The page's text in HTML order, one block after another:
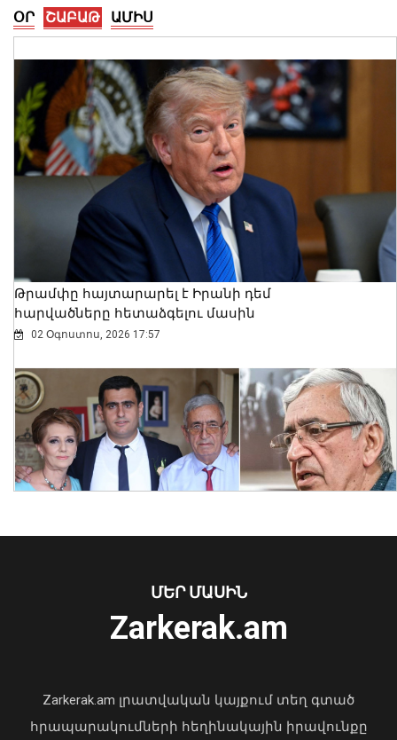
Ես չեմ մոռանում ՀԴՄ կտրոնի մասին.
վարչապետ
08 Օգոստոս, 2026 13:10
Քրեական ոստիկանները 318 գրամ
մեթամֆետամին են առգրավվել․
ՕՐ ՇԱԲԱԹ ԱՄԻՍ
Թրամփը հայտարարել է Իրանի դեմ
հարվածները հետաձգելու մասին
02 Օգոստոս, 2026 17:57
«Պարտվեցինք դաժան հիվանդության
04 Օգոստոս, 2026 19:12
ՄԵՐ ՄԱՍԻՆ
Zarkerak.am
Zarkerak.am լրատվական կայքում տեղ գտած
հրապարակումների հեղինակային իրավունքը